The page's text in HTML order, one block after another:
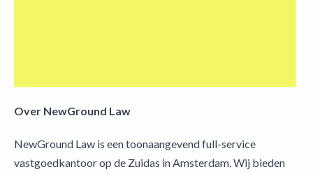
Over NewGround Law
NewGround Law is een toonaangevend full-service
vastgoedkantoor op de Zuidas in Amsterdam. Wij bieden